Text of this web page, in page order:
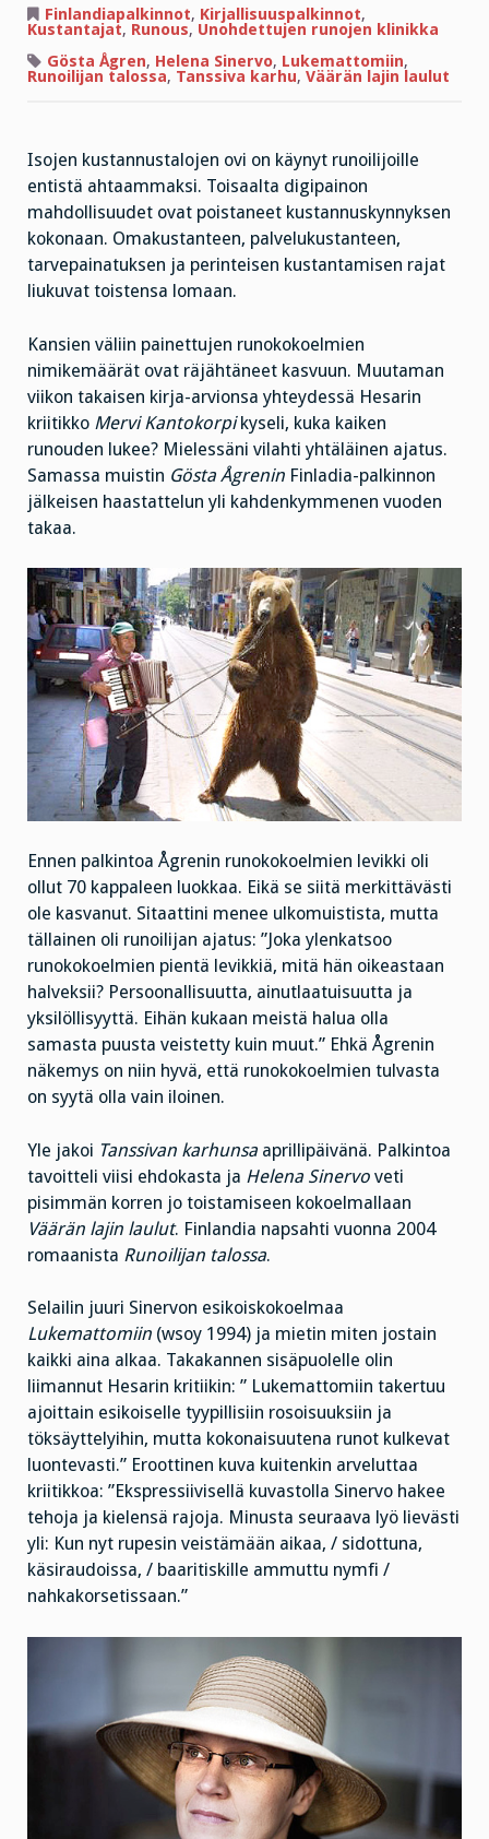
tulva
ja
Tanssiva
karhu
Finlandiapalkinnot, Kirjallisuuspalkinnot,
Kustantajat, Runous, Unohdettujen runojen klinikka
Gösta Ågren, Helena Sinervo, Lukemattomiin,
Runoilijan talossa, Tanssiva karhu, Väärän lajin laulut
Isojen kustannustalojen ovi on käynyt runoilijoille
entistä ahtaammaksi. Toisaalta digipainon
mahdollisuudet ovat poistaneet kustannuskynnyksen
kokonaan. Omakustanteen, palvelukustanteen,
tarvepainatuksen ja perinteisen kustantamisen rajat
liukuvat toistensa lomaan.
Kansien väliin painettujen runokokoelmien
nimikemäärät ovat räjähtäneet kasvuun. Muutaman
viikon takaisen kirja-arvionsa yhteydessä Hesarin
kriitikko Mervi Kantokorpikyseli, kuka kaiken
runouden lukee? Mielessäni vilahti yhtäläinen ajatus.
Samassa muistin Gösta Ågrenin Finladia-palkinnon
jälkeisen haastattelun yli kahdenkymmenen vuoden
takaa.
Ennen palkintoa Ågrenin runokokoelmien levikki oli
ollut 70 kappaleen luokkaa. Eikä se siitä merkittävästi
ole kasvanut. Sitaattini menee ulkomuistista, mutta
tällainen oli runoilijan ajatus: ”Joka ylenkatsoo
runokokoelmien pientä levikkiä, mitä hän oikeastaan
halveksii? Persoonallisuutta, ainutlaatuisuutta ja
yksilöllisyyttä. Eihän kukaan meistä halua olla
samasta puusta veistetty kuin muut.” Ehkä Ågrenin
näkemys on niin hyvä, että runokokoelmien tulvasta
on syytä olla vain iloinen.
Yle jakoi Tanssivan karhunsa aprillipäivänä. Palkintoa
tavoitteli viisi ehdokasta ja Helena Sinervo veti
pisimmän korren jo toistamiseen kokoelmallaan
Väärän lajin laulut. Finlandia napsahti vuonna 2004
romaanista Runoilijan talossa.
Selailin juuri Sinervon esikoiskokoelmaa
Lukemattomiin (wsoy 1994) ja mietin miten jostain
kaikki aina alkaa. Takakannen sisäpuolelle olin
liimannut Hesarin kritiikin: ” Lukemattomiin takertuu
ajoittain esikoiselle tyypillisiin rosoisuuksiin ja
töksäyttelyihin, mutta kokonaisuutena runot kulkevat
luontevasti.” Eroottinen kuva kuitenkin arveluttaa
kriitikkoa: ”Ekspressiivisellä kuvastolla Sinervo hakee
tehoja ja kielensä rajoja. Minusta seuraava lyö lievästi
yli: Kun nyt rupesin veistämään aikaa, / sidottuna,
käsiraudoissa, / baaritiskille ammuttu nymfi /
nahkakorsetissaan.”